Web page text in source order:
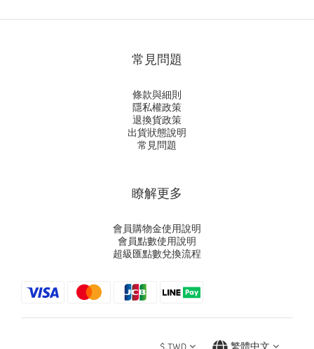
常見問題
條款與細則
隱私權政策
退換貨政策
出貨狀態說明
常見問題
瞭解更多
會員購物金使用說明
會員點數使用說明
超級匯點數兌換流程